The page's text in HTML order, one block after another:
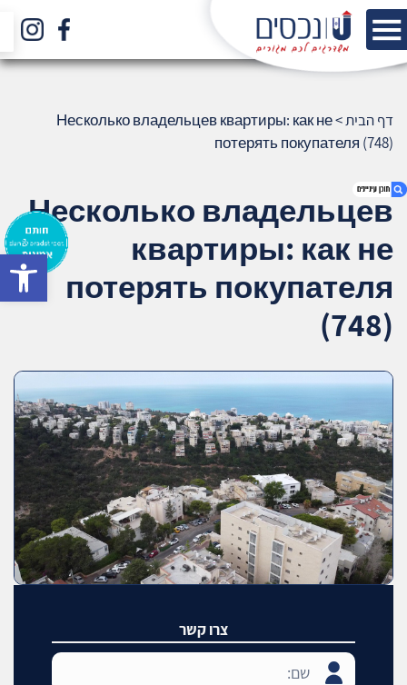
1. Несколько владельцев квартиры: как не
потерять покупателя (748)
2. אודות U נכסים
3. שאלתם ? ענינו !
דף הבית>
Несколько владельцев квартиры: как не
потерять покупателя (748)
Несколько владельцев
квартиры: как не
потерять покупателя
(748)
צרו קשר